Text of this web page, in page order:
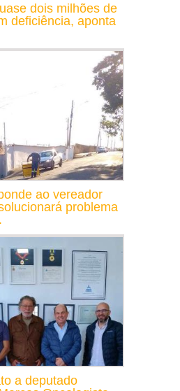
dois milhões de
deficiência, aponta
ao vereador
problema
a deputado